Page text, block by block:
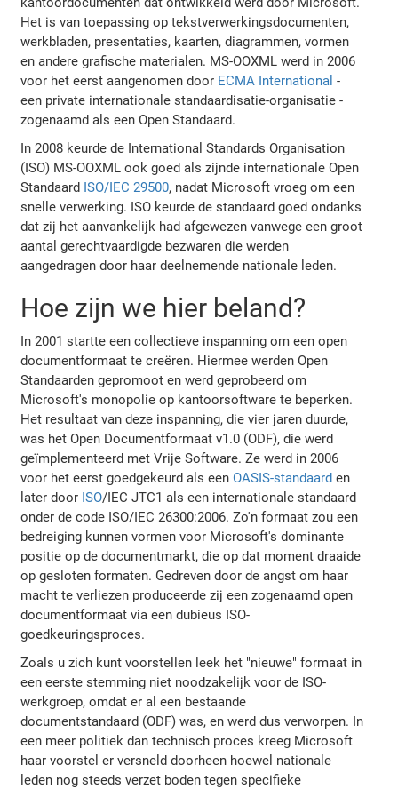
Het is van toepassing op tekstverwerkingsdocumenten,
werkbladen, presentaties, kaarten, diagrammen, vormen
en andere grafische materialen. MS-OOXML werd in 2006
voor het eerst aangenomen door ECMA International -
een private internationale standaardisatie-organisatie -
zogenaamd als een Open Standaard.
In 2008 keurde de International Standards Organisation
(ISO) MS-OOXML ook goed als zijnde internationale Open
Standaard ISO/IEC 29500, nadat Microsoft vroeg om een
snelle verwerking. ISO keurde de standaard goed ondanks
dat zij het aanvankelijk had afgewezen vanwege een groot
aantal gerechtvaardigde bezwaren die werden
aangedragen door haar deelnemende nationale leden.
Hoe zijn we hier beland?
In 2001 startte een collectieve inspanning om een open
documentformaat te creëren. Hiermee werden Open
Standaarden gepromoot en werd geprobeerd om
Microsoft's monopolie op kantoorsoftware te beperken.
Het resultaat van deze inspanning, die vier jaren duurde,
was het Open Documentformaat v1.0 (ODF), die werd
geïmplementeerd met Vrije Software. Ze werd in 2006
voor het eerst goedgekeurd als eenOASIS-standaard en
later door ISO/IEC JTC1 als een internationale standaard
onder de code ISO/IEC 26300:2006. Zo'n formaat zou een
bedreiging kunnen vormen voor Microsoft's dominante
positie op de documentmarkt, die op dat moment draaide
op gesloten formaten. Gedreven door de angst om haar
macht te verliezen produceerde zij een zogenaamd open
documentformaat via een dubieus ISO-
goedkeuringsproces.
Zoals u zich kunt voorstellen leek het "nieuwe" formaat in
een eerste stemming niet noodzakelijk voor de ISO-
werkgroep, omdat er al een bestaande
documentstandaard (ODF) was, en werd dus verworpen. In
een meer politiek dan technisch proces kreeg Microsoft
haar voorstel er versneld doorheen hoewel nationale
leden nog steeds verzet boden tegen specifieke